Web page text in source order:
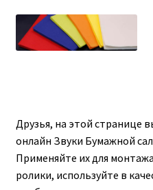
Друзья, на этой странице
онлайн Звуки Бумажной
Применяйте их для
ролики, используйте в